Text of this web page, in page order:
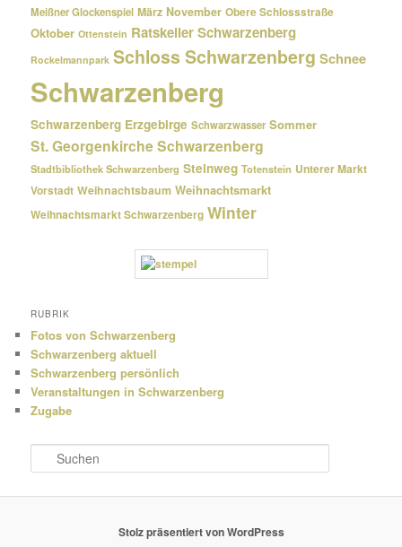
Meißner Glockenspiel März November Obere Schlossstraße
Oktober Ottenstein Ratskeller Schwarzenberg
Rockelmannpark Schloss Schwarzenberg Schnee
Schwarzenberg
Schwarzenberg Erzgebirge Schwarzwasser Sommer
St. Georgenkirche Schwarzenberg
Stadtbibliothek Schwarzenberg Steinweg Totenstein Unterer Markt
Vorstadt Weihnachtsbaum Weihnachtsmarkt
Weihnachtsmarkt Schwarzenberg Winter
RUBRIK
Fotos von Schwarzenberg
Schwarzenberg aktuell
Schwarzenberg persönlich
Veranstaltungen in Schwarzenberg
Zugabe
u
Stolz präsentiert von WordPress